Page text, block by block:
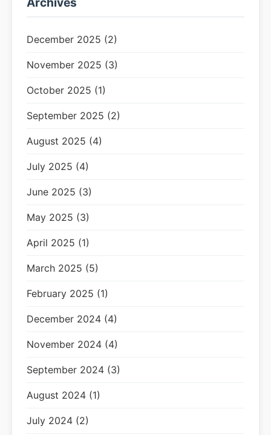
December 2025 (2)
November 2025 (3)
October 2025 (1)
September 2025 (2)
August 2025 (4)
July 2025 (4)
June 2025 (3)
May 2025 (3)
April 2025 (1)
March 2025 (5)
February 2025 (1)
December 2024 (4)
November 2024 (4)
September 2024 (3)
August 2024 (1)
July 2024 (2)